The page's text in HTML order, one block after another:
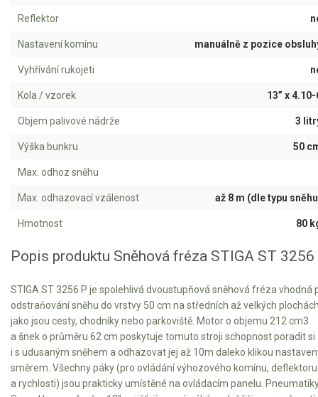
Sněhové frézy
Kultivátory
Nůžky na živý plot
Vysavače a foukače
Štěpkovače a drtiče
Elektrické skútry
Elektrické tříkolky
Elektrické tříkolky pro seniory
Elektrické tříkolky pracovní
Elektrické čtyřkolky
Reflektor
Nastavení komínu manuálně z pozice
Vyhřívání rukojeti
Kola / vzorek 13” x 4.10-
Objem palivové nádrže 3
Výška bunkru 50
Max. odhoz sněhu
Max. odhazovací vzálenost až 8 m (dle typu
Hmotnost 80
Popis produktu Sněhová fréza STIGA ST 3256
STIGA ST 3256 P je spolehlivá dvoustupňová sněhová fréza vhodná
odstraňování sněhu do vrstvy 50 cm na středních až velkých
jako jsou cesty, chodníky nebo parkoviště. Motor o objemu 212 cm3
a šnek o průměru 62 cm poskytuje tomuto stroji schopnost poradit si
i s udusaným sněhem a odhazovat jej až 10m daleko klikou
směrem. Všechny páky (pro ovládání výhozového komínu, deflektoru
a rychlosti) jsou prakticky umístěné na ovládacím panelu.